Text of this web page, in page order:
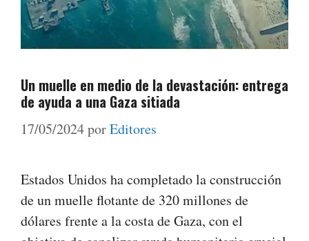
Un muelle en medio de la devastación: entrega
de ayuda a una Gaza sitiada
17/05/2024porEditores
Estados Unidos ha completado la construcción
de un muelle flotante de 320 millones de
dólares frente a la costa de Gaza, con el